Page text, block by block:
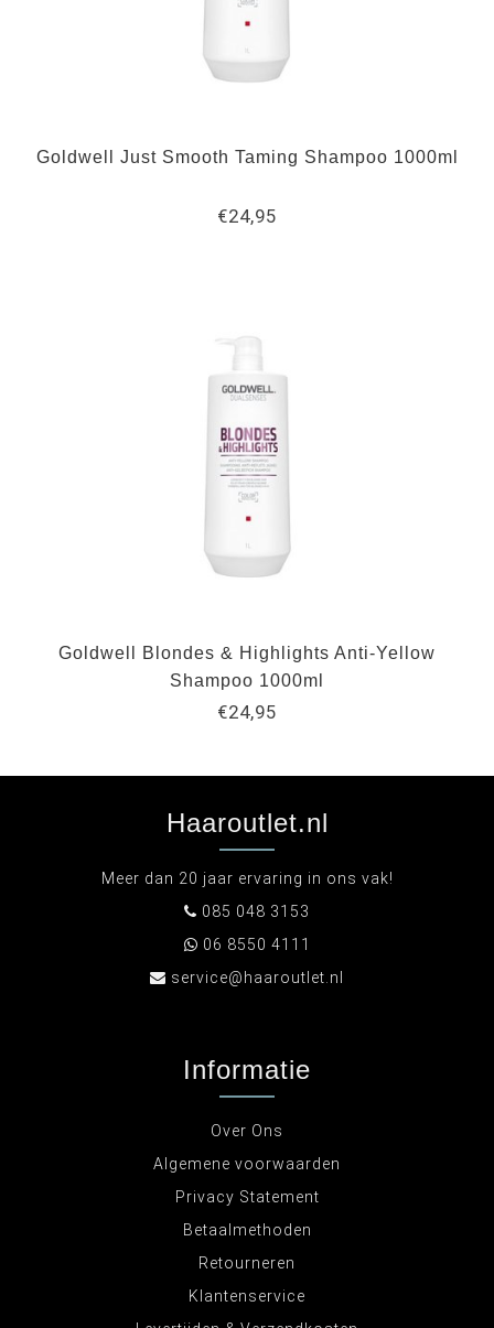
Goldwell Just Smooth Taming Shampoo 1000ml
€24,95
Goldwell Blondes & Highlights Anti-Yellow
Shampoo 1000ml
€24,95
Haaroutlet.nl
Meer dan 20 jaar ervaring in ons vak!
085 048 3153
06 8550 4111
service@haaroutlet.nl
Informatie
Over Ons
Algemene voorwaarden
Privacy Statement
Betaalmethoden
Retourneren
Klantenservice